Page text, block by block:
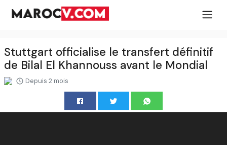
Stuttgart officialise le transfert définitif
de Bilal El Khannouss avant le Mondial
Depuis 2 mois